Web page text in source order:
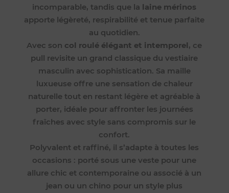
incomparable, tandis que la laine mérinos
apporte légèreté, respirabilité et tenue parfaite
au quotidien.
Avec son col roulé élégant et intemporel, ce
pull revisite un grand classique du vestiaire
masculin avec sophistication. Sa maille
luxueuse offre une sensation de chaleur
naturelle tout en restant légère et agréable à
porter, idéale pour affronter les journées
fraîches avec style sans compromis sur le
confort.
Polyvalent et raffiné, il s’adapte à toutes les
occasions : porté sous une veste pour une
allure chic et contemporaine ou associé à un
jean ou un chino pour un style plus